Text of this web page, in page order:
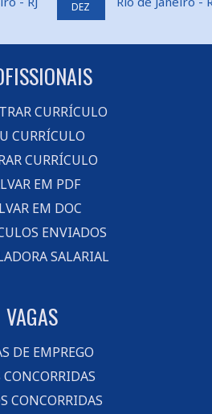
DEZ
CURRÍCULO
CURRÍCULO
CURRÍCULO
EM PDF
EM DOC
ENVIADOS
SALARIAL
VAGAS
DE EMPREGO
CONCORRIDAS